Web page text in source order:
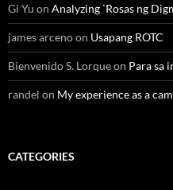
Gi Yu on Analyzing `Rosas ng
james arcenoon Usapang ROTC
Bienvenido S. Lorqueon Para sa
randel on My experience as a
CATEGORIES